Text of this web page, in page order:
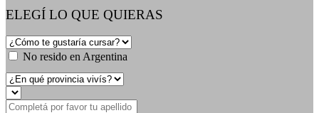
ELEGÍ LO QUE QUIERAS
No resido en Argentina